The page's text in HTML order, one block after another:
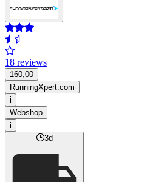
18 reviews
160,00
RunningXpert.com
i
Webshop
i
3d